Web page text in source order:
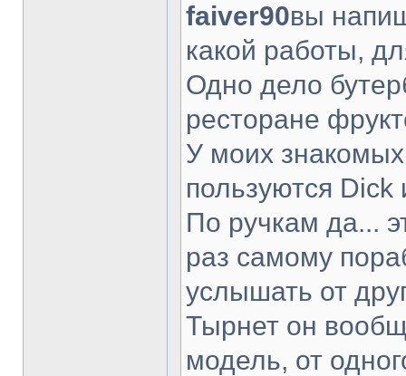
faiver90вы
какой работы,
Одно дело
ресторане
У моих
пользуются Dick
По ручкам да...
раз самому
услышать от
Тырнет он
модель, от